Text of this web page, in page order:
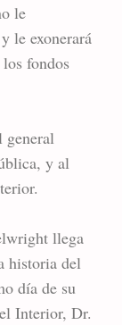
le
le exonerará
fondos
general
y al
llega
historia del
día de su
Interior, Dr.